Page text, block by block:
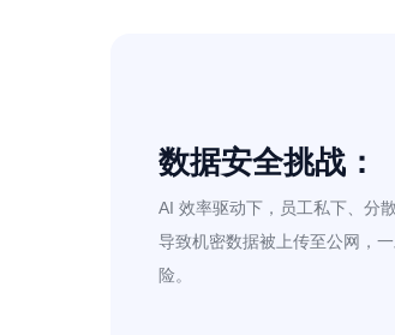
数据安全挑战：
AI 效率驱动下，员工私下、分
导致机密数据被上传至公网，
险。